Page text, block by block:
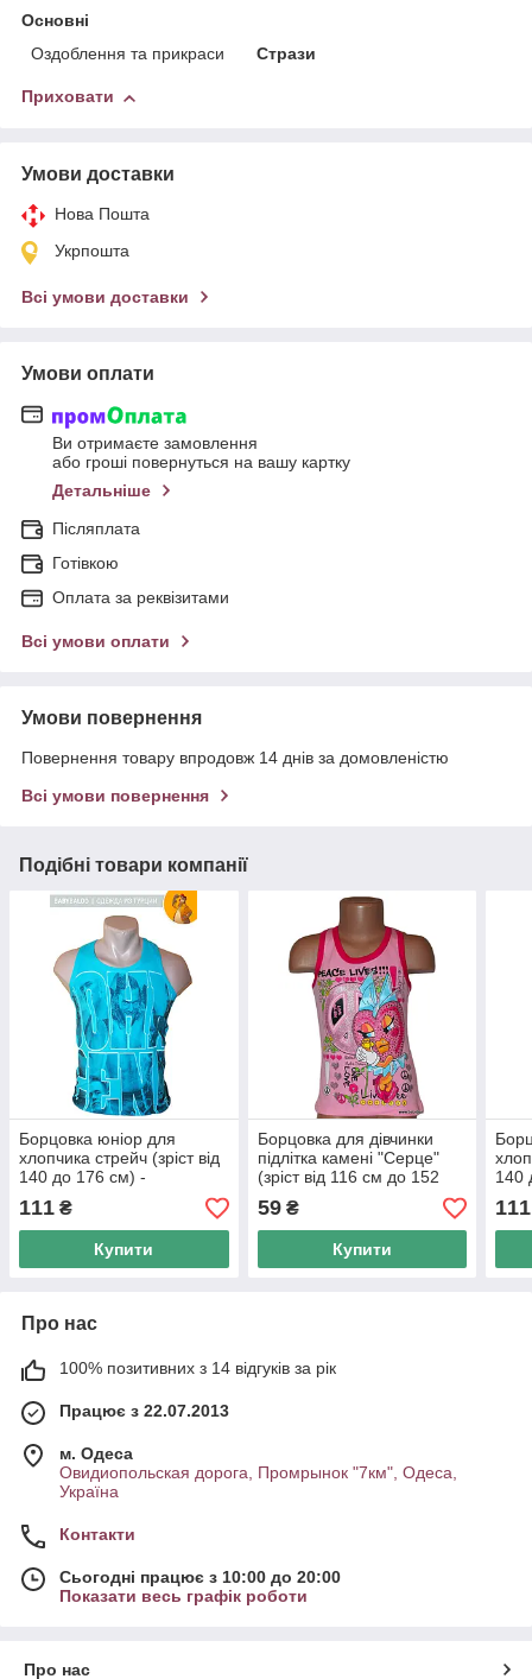
Основні
Оздоблення та прикраси
Стрази
Приховати
Умови доставки
Нова Пошта
Укрпошта
Всі умови доставки
Умови оплати
Ви отримаєте замовлення
або гроші повернуться на вашу картку
Детальніше
Післяплата
Готівкою
Оплата за реквізитами
Всі умови оплати
Умови повернення
Повернення товару впродовж 14 днів за домовленістю
Всі умови повернення
Подібні товари компанії
Борцовка юніор для
хлопчика стрейч (зріст від
140 до 176 см) -
арт.965847970
111 ₴
Купити
Борцовка для дівчинки
підлітка камені "Серце"
(зріст від 116 см до 152
см) - арт.38593698
59₴
Купити
140
111
Про нас
100% позитивних з 14 відгуків за рік
Працює з 22.07.2013
м. Одеса
Овидиопольская дорога, Промрынок "7км", Одеса,
Україна
Контакти
Сьогодні працює з 10:00 до 20:00
Показати весь графік роботи
Про нас